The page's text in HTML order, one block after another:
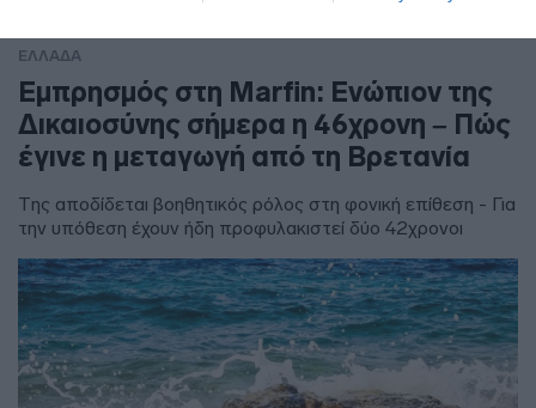
ΕΛΛΑΔΑ
Εμπρησμός στη Marfin: Ενώπιον της
Δικαιοσύνης σήμερα η 46χρονη – Πώς
έγινε η μεταγωγή από τη Βρετανία
Της αποδίδεται βοηθητικός ρόλος στη φονική επίθεση - Για
την υπόθεση έχουν ήδη προφυλακιστεί δύο 42χρονοι